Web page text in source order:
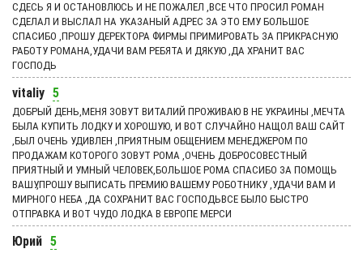
СДЕСЬ Я И ОСТАНОВЛЮСЬ И НЕ ПОЖАЛЕЛ ,ВСЕ ЧТО ПРОСИЛ РОМАН
СДЕЛАЛ И ВЫСЛАЛ НА УКАЗАНЫЙ АДРЕС ЗА ЭТО ЕМУ БОЛЬШОЕ
СПАСИБО ,ПРОШУ ДЕРЕКТОРА ФИРМЫ ПРИМИРОВАТЬ ЗА ПРИКРАСНУЮ
РАБОТУ РОМАНА,УДАЧИ ВАМ РЕБЯТА И ДЯКУЮ ,ДА ХРАНИТ ВАС
ГОСПОДЬ
vitaliy 5
ДОБРЫЙ ДЕНЬ,МЕНЯ ЗОВУТ ВИТАЛИЙ ПРОЖИВАЮ В НЕ УКРАИНЫ ,МЕЧТА
БЫЛА КУПИТЬ ЛОДКУ И ХОРОШУЮ, И ВОТ СЛУЧАЙНО НАЩОЛ ВАШ САЙТ
,БЫЛ ОЧЕНЬ УДИВЛЕН ,ПРИЯТНЫМ ОБЩЕНИЕМ МЕНЕДЖЕРОМ ПО
ПРОДАЖАМ КОТОРОГО ЗОВУТ РОМА ,ОЧЕНЬ ДОБРОСОВЕСТНЫЙ
ПРИЯТНЫЙ И УМНЫЙ ЧЕЛОВЕК,БОЛЬШОЕ РОМА СПАСИБО ЗА ПОМОЩЬ
ВАШУ,ПРОШУ ВЫПИСАТЬ ПРЕМИЮ ВАШЕМУ РОБОТНИКУ ,УДАЧИ ВАМ И
МИРНОГО НЕБА ,ДА СОХРАНИТ ВАС ГОСПОДЬВСЕ БЫЛО БЫСТРО
ОТПРАВКА И ВОТ ЧУДО ЛОДКА В ЕВРОПЕ МЕРСИ
Юрий 5